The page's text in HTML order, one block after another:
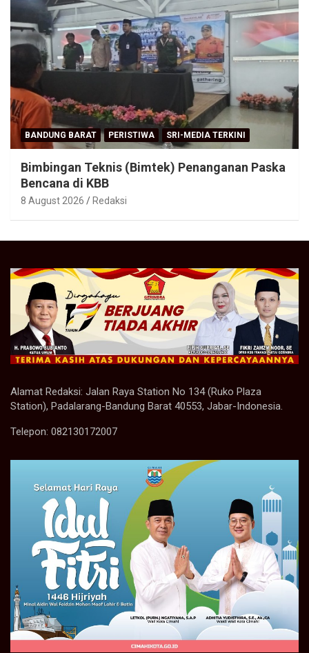
BANDUNG BARAT PERISTIWA SRI-MEDIA TERKINI
Bimbingan Teknis (Bimtek) Penanganan Paska
Bencana di KBB
8 August 2026 Redaksi
Alamat Redaksi: Jalan Raya Station No 134 (Ruko Plaza
Station), Padalarang-Bandung Barat 40553, Jabar-Indonesia.
Telepon: 082130172007